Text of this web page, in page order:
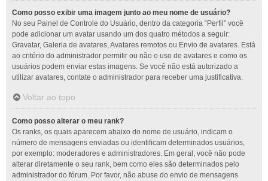
Como posso exibir uma imagem junto ao meu nome de usuário?
No seu Painel de Controle do Usuário, dentro da categoria “Perfil” você
pode adicionar um avatar usando um dos quatro métodos a seguir:
Gravatar, Galeria de avatares, Avatares remotos ou Envio de avatares. Está
ao critério do administrador permitir ou não o uso de avatares e como os
usuários podem enviar estas imagens. Se você não está autorizado a
utilizar avatares, contate o administrador para receber uma justificativa.
Voltar ao topo
Como posso alterar o meu rank?
Os ranks, os quais aparecem abaixo do nome de usuário, indicam o
número de mensagens enviadas ou identificam determinados usuários,
por exemplo: moderadores e administradores. Em geral, você não pode
alterar diretamente o seu rank, bem como eles são determinados pelo
administrador do fórum. Por favor, não abuse do envio de mensagens